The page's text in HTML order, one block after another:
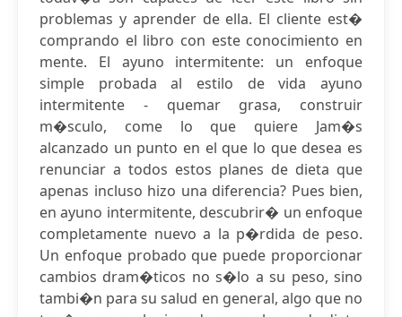
problemas y aprender de ella. El cliente est�
comprando el libro con este conocimiento en
mente. El ayuno intermitente: un enfoque
simple probada al estilo de vida ayuno
intermitente - quemar grasa, construir
m�sculo, come lo que quiere Jam�s
alcanzado un punto en el que lo que desea es
renunciar a todos estos planes de dieta que
apenas incluso hizo una diferencia? Pues bien,
en ayuno intermitente, descubrir� un enfoque
completamente nuevo a la p�rdida de peso.
Un enfoque probado que puede proporcionar
cambios dram�ticos no s�lo a su peso, sino
tambi�n para su salud en general, algo que no